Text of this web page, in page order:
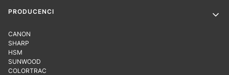
PRODUCENCI
CANON
SHARP
HSM
SUNWOOD
COLORTRAC